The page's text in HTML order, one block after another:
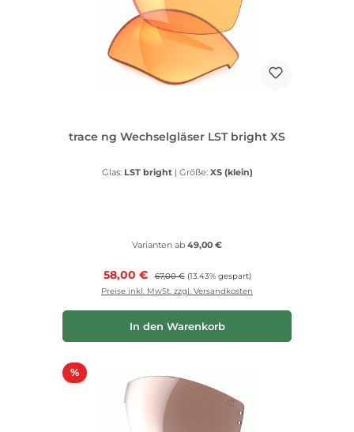
trace ng Wechselgläser LST bright XS
Glas: LST bright | Größe: XS (klein)
Varianten ab 49,00 €
Verkaufspreis:
58,00 € Regulärer Preis:
67,00 € (13.43% gespart)
Preise inkl. MwSt. zzgl. Versandkosten
In den Warenkorb
%Rabatt